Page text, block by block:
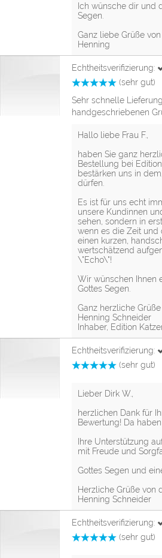
Ich wünsche dir und
Segen.
Ganz liebe Grüße
Henning
(sehr gut)
Echtheitsverifizierung:
Sehr schnelle
handgeschriebenen
Hallo liebe Frau F.,
haben Sie ganz
Bestellung bei
bestärken uns in
dürfen.
Es ist für uns echt
unsere Kundinnen
sehen, sondern in
wenn es die Zeit und
einen kurzen,
wertschätzend
\"Echo\"!
Wir wünschen Ihnen
Gottes Segen.
Ganz herzliche
Henning Schneider
Inhaber, Edition
(sehr gut)
Echtheitsverifizierung:
Lieber Dirk W.,
herzlichen Dank für
Bewertung! Da
Ihre Unterstützung
mit Freude und
Gottes Segen und
Herzliche Grüße von
Henning Schneider
(sehr gut)
Echtheitsverifizierung: